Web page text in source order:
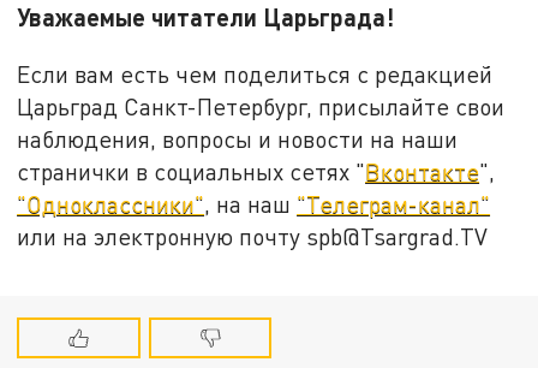
Уважаемые читатели Царьграда!
Если вам есть чем поделиться с редакцией
Царьград Санкт-Петербург, присылайте свои
наблюдения, вопросы и новости на наши
странички в социальных сетях "Вконтакте",
"Одноклассники", на наш "Телеграм-канал"
или на электронную почту spb@Tsargrad.TV